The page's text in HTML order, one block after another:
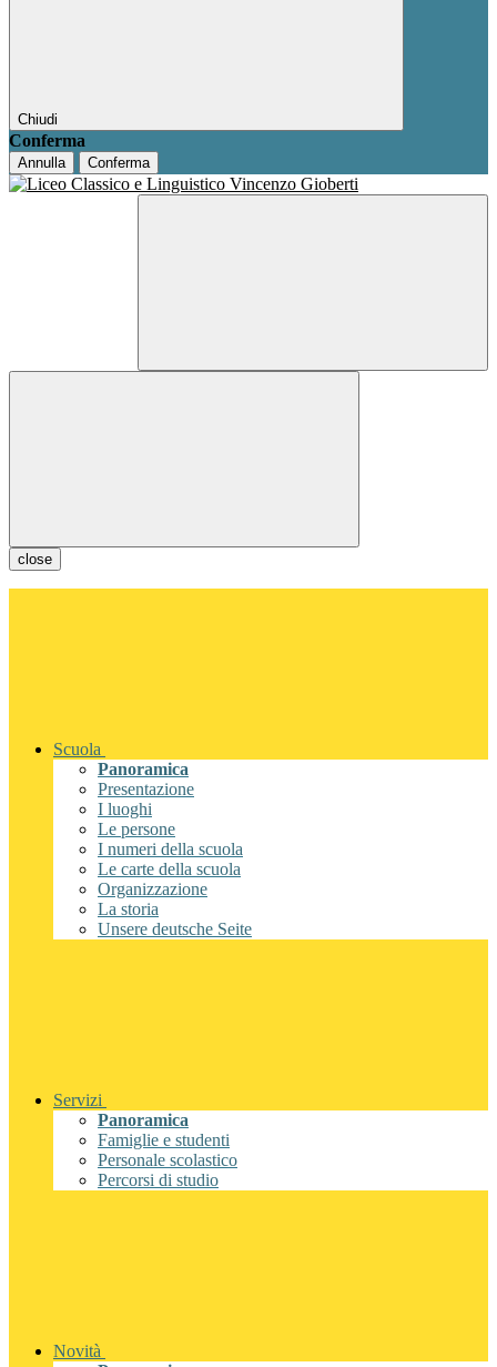
Chiudi
Conferma
Annulla Conferma
close
Scuola
Panoramica
Presentazione
I luoghi
Le persone
I numeri della scuola
Le carte della scuola
Organizzazione
La storia
Unsere deutsche Seite
Servizi
Panoramica
Famiglie e studenti
Personale scolastico
Percorsi di studio
Novità